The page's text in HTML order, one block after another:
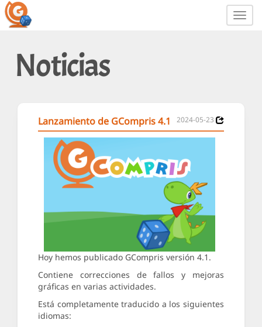
Noticias
Lanzamiento de GCompris 4.1 2024-05-23
Hoy hemos publicado GCompris versión 4.1.
Contiene correcciones de fallos y mejoras
gráficas en varias actividades.
Está completamente traducido a los siguientes
idiomas: